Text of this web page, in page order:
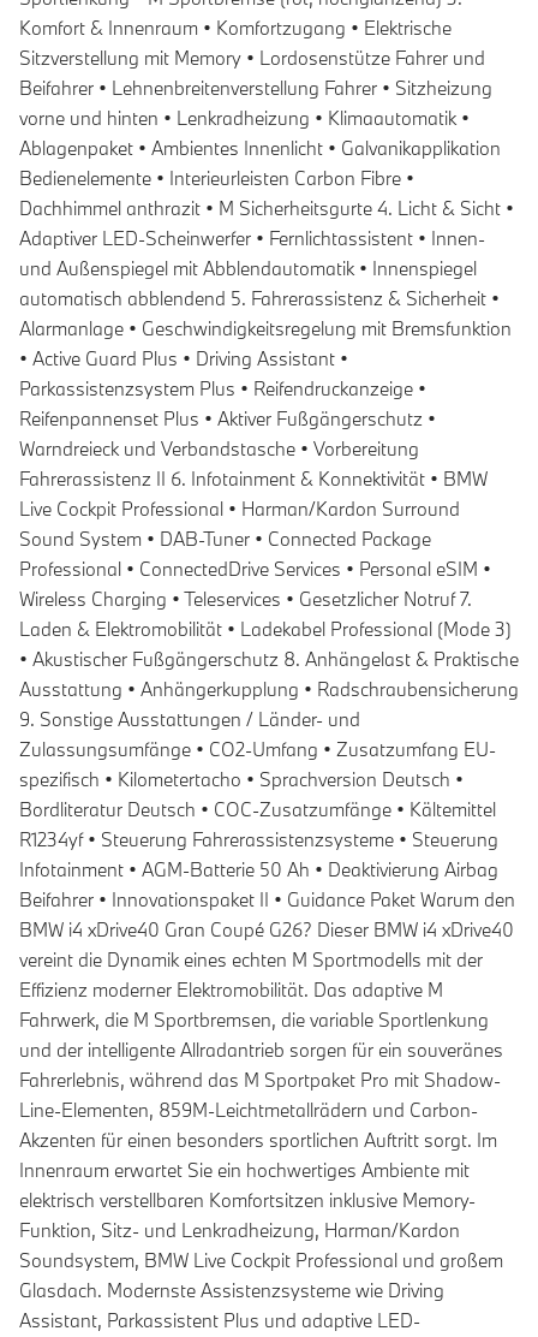
Komfort & Innenraum • Komfortzugang • Elektrische
Sitzverstellung mit Memory • Lordosenstütze Fahrer und
Beifahrer • Lehnenbreitenverstellung Fahrer • Sitzheizung
vorne und hinten • Lenkradheizung • Klimaautomatik •
Ablagenpaket • Ambientes Innenlicht • Galvanikapplikation
Bedienelemente • Interieurleisten Carbon Fibre •
Dachhimmel anthrazit • M Sicherheitsgurte 4. Licht & Sicht •
Adaptiver LED-Scheinwerfer • Fernlichtassistent • Innen-
und Außenspiegel mit Abblendautomatik • Innenspiegel
automatisch abblendend 5. Fahrerassistenz & Sicherheit •
Alarmanlage • Geschwindigkeitsregelung mit Bremsfunktion
• Active Guard Plus • Driving Assistant •
Parkassistenzsystem Plus • Reifendruckanzeige •
Reifenpannenset Plus • Aktiver Fußgängerschutz •
Warndreieck und Verbandstasche • Vorbereitung
Fahrerassistenz II 6. Infotainment & Konnektivität • BMW
Live Cockpit Professional • Harman/Kardon Surround
Sound System • DAB-Tuner • Connected Package
Professional • ConnectedDrive Services • Personal eSIM •
Wireless Charging • Teleservices • Gesetzlicher Notruf 7.
Laden & Elektromobilität • Ladekabel Professional (Mode 3)
• Akustischer Fußgängerschutz 8. Anhängelast & Praktische
Ausstattung • Anhängerkupplung • Radschraubensicherung
9. Sonstige Ausstattungen / Länder- und
Zulassungsumfänge • CO2-Umfang • Zusatzumfang EU-
spezifisch • Kilometertacho • Sprachversion Deutsch •
Bordliteratur Deutsch • COC-Zusatzumfänge • Kältemittel
R1234yf • Steuerung Fahrerassistenzsysteme • Steuerung
Infotainment • AGM-Batterie 50 Ah • Deaktivierung Airbag
Beifahrer • Innovationspaket II • Guidance Paket Warum den
BMW i4 xDrive40 Gran Coupé G26? Dieser BMW i4 xDrive40
vereint die Dynamik eines echten M Sportmodells mit der
Effizienz moderner Elektromobilität. Das adaptive M
Fahrwerk, die M Sportbremsen, die variable Sportlenkung
und der intelligente Allradantrieb sorgen für ein souveränes
Fahrerlebnis, während das M Sportpaket Pro mit Shadow-
Line-Elementen, 859M-Leichtmetallrädern und Carbon-
Akzenten für einen besonders sportlichen Auftritt sorgt. Im
Innenraum erwartet Sie ein hochwertiges Ambiente mit
elektrisch verstellbaren Komfortsitzen inklusive Memory-
Funktion, Sitz- und Lenkradheizung, Harman/Kardon
Soundsystem, BMW Live Cockpit Professional und großem
Glasdach. Modernste Assistenzsysteme wie Driving
Assistant, Parkassistent Plus und adaptive LED-